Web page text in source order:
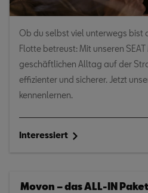
Ob du selbst viel unterwegs bist
Flotte betreust: Mit unseren
geschäftlichen Alltag auf der
effizienter und sicherer. Jetzt
kennenlernen.
Interessiert
Movon – das ALL-IN Paket